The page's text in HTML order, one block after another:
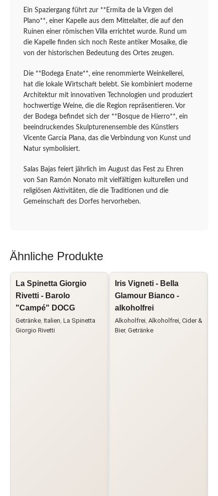
Ein Spaziergang führt zur **Ermita de la Virgen del
Plano**, einer Kapelle aus dem Mittelalter, die auf den
Ruinen einer römischen Villa errichtet wurde. Rund um
die Kapelle finden sich noch Reste antiker Mosaike, die
von der historischen Bedeutung des Ortes zeugen.
Die **Bodega Enate**, eine renommierte Weinkellerei,
hat die lokale Wirtschaft belebt. Sie kombiniert moderne
Architektur mit innovativen Technologien und produziert
hochwertige Weine, die die Region repräsentieren. Vor
der Bodega befindet sich der **Bosque de Hierro**, ein
beeindruckendes Skulpturenensemble des Künstlers
Vicente García Plana, das die Verbindung von Kunst und
Natur symbolisiert.
Salas Bajas feiert jährlich im August das Fest zu Ehren
von San Ramón Nonato mit vielfältigen kulturellen und
religiösen Aktivitäten, die die Traditionen und die
Gemeinschaft des Dorfes hervorheben.
Ähnliche Produkte
La Spinetta Giorgio
Rivetti - Barolo
"Campé" DOCG
Getränke, Italien, La Spinetta
Giorgio Rivetti
Iris Vigneti - Bella
Glamour Bianco -
alkoholfrei
Alkoholfrei, Alkoholfrei, Cider &
Bier, Getränke